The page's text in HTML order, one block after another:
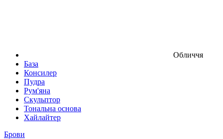
Обличчя
База
Консилер
Пудра
Рум'яна
Скульптор
Тональна основа
Хайлайтер
Брови